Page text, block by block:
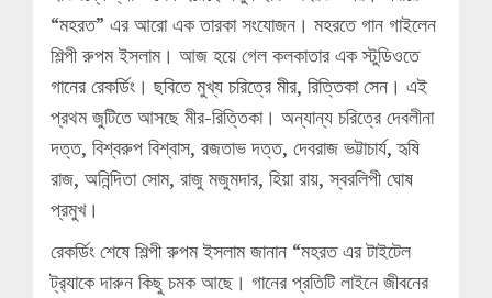
“মহরত” এর আরো এক তারকা সংযোজন। মহরতে গান গাইলেন
শিল্পী রুপম ইসলাম। আজ হয়ে গেল কলকাতার এক স্টুডিওতে
গানের রেকর্ডিং। ছবিতে মুখ্য চরিত্রে মীর, রিত্তিকা সেন। এই
প্রথম জুটিতে আসছে মীর-রিত্তিকা। অন্যান্য চরিত্রে দেবলীনা
দত্ত, বিশ্বরুপ বিশ্বাস, রজতাভ দত্ত, দেবরাজ ভট্টাচার্য, হৃষি
রাজ, অনিন্দিতা সোম, রাজু মজুমদার, হিয়া রায়, স্বরলিপী ঘোষ
প্রমুখ।
রেকর্ডিং শেষে শিল্পী রুপম ইসলাম জানান “মহরত এর টাইটেল
ট্র‍্যাকে দারুন কিছু চমক আছে। গানের প্রতিটি লাইনে জীবনের